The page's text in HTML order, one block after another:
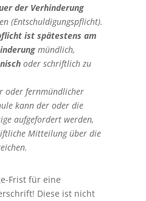
der Verhinderung
(Entschuldigungspflicht).
ist spätestens am
mündlich,
oder schriftlich zu
oder fernmündlicher
kann der oder die
aufgefordert werden,
Mitteilung über die
Frist für eine
Diese ist nicht